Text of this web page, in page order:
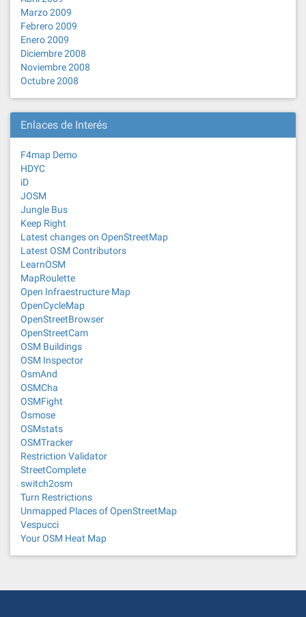
Marzo 2009
Febrero 2009
Enero 2009
Diciembre 2008
Noviembre 2008
Octubre 2008
Enlaces de Interés
F4map Demo
HDYC
iD
JOSM
Jungle Bus
Keep Right
Latest changes on OpenStreetMap
Latest OSM Contributors
LearnOSM
MapRoulette
Open Infraestructure Map
OpenCycleMap
OpenStreetBrowser
OpenStreetCam
OSM Buildings
OSM Inspector
OsmAnd
OSMCha
OSMFight
Osmose
OSMstats
OSMTracker
Restriction Validator
StreetComplete
switch2osm
Turn Restrictions
Unmapped Places of OpenStreetMap
Vespucci
Your OSM Heat Map